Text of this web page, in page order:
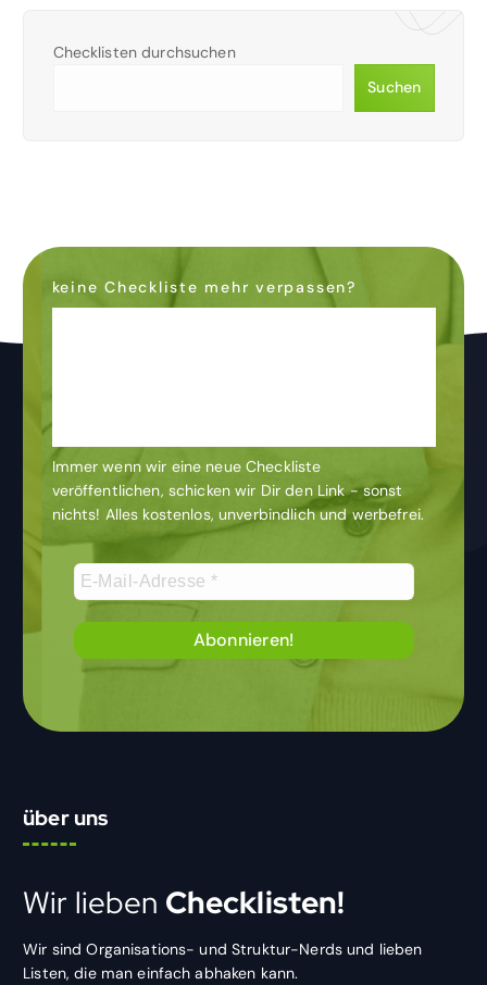
Checklisten durchsuchen
Suchen
keine Checkliste mehr verpassen?
Laufenden
Immer wenn wir eine neue Checkliste
veröffentlichen, schicken wir Dir den Link - sonst
nichts! Alles kostenlos, unverbindlich und werbefrei.
über uns
Wir lieben Checklisten!
Wir sind Organisations- und Struktur-Nerds und lieben
Listen, die man einfach abhaken kann.